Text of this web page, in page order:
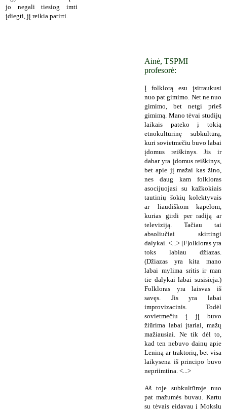
jo negali tiesiog imti
įdiegti, jį reikia patirti.
Ainė, TSPMI
profesorė:
Į folklorą esu įsitraukusi
nuo pat gimimo. Net ne nuo
gimimo, bet netgi prieš
gimimą. Mano tėvai studijų
laikais pateko į tokią
etnokultūrinę subkultūrą,
kuri sovietmečiu buvo labai
įdomus reiškinys. Jis ir
dabar yra įdomus reiškinys,
bet apie jį mažai kas žino,
nes daug kam folkloras
asocijuojasi su kažkokiais
tautinių šokių kolektyvais
ar liaudiškom kapelom,
kurias girdi per radiją ar
televiziją. Tačiau tai
absoliučiai skirtingi
dalykai. <...> [F]olkloras yra
toks labiau džiazas.
(Džiazas yra kita mano
labai mylima sritis ir man
tie dalykai labai susisieja.)
Folkloras yra laisvas iš
savęs. Jis yra labai
improvizacinis. Todėl
sovietmečiu į jį buvo
žiūrima labai įtariai, mažų
mažiausiai. Ne tik dėl to,
kad ten nebuvo dainų apie
Leniną ar traktorių, bet visa
laikysena iš principo buvo
nepriimtina. <...>
Aš toje subkultūroje nuo
pat mažumės buvau. Kartu
su tėvais eidavau į Mokslų